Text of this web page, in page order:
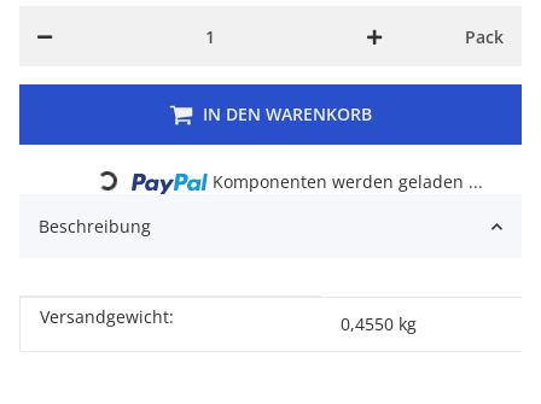
Pack
IN DEN WARENKORB
Loading...
Komponenten werden geladen ...
Beschreibung
Produkteigenschaft
Wert
Versandgewicht: 0,4550 kg